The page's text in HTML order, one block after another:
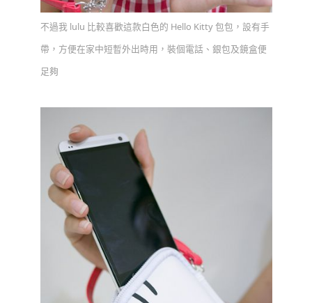
不過我 lulu 比較喜歡這款白色的 Hello Kitty 包包，設有手
帶，方便在家中短暫外出時用，裝個電話、銀包及鏡盒便
足夠